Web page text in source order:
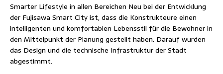
Smarter Lifestyle in allen Bereichen Neu bei der Entwicklung
der Fujisawa Smart City ist, dass die Konstrukteure einen
intelligenten und komfortablen Lebensstil für die Bewohner in
den Mittelpunkt der Planung gestellt haben. Darauf wurden
das Design und die technische Infrastruktur der Stadt
abgestimmt.